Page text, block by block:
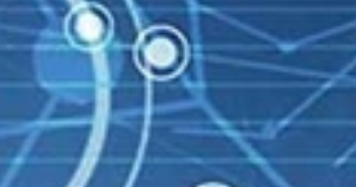
Laptops
Computers
Televisies